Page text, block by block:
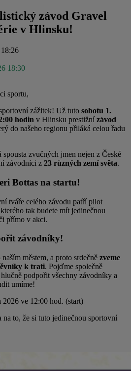
závod Gravel
v Hlinsku!
18:30
sportu,
zážitek! Už tuto sobotu 1.
hodin v Hlinsku prestižní závod
do našeho regionu přiláká celou řadu
spousta zvučných jmen nejen z České
závodníci z 23 různých zemí světa.
Bottas na startu!
tváře celého závodu patří pilot
tak budete mít jedinečnou
přímo v akci.
závodníky!
městem, a proto srdečně zveme
k trati. Pojďme společně
podpořit všechny závodníky a
umíme!
2026 ve 12:00 hod. (start)
na to, že si tuto jedinečnou sportovní